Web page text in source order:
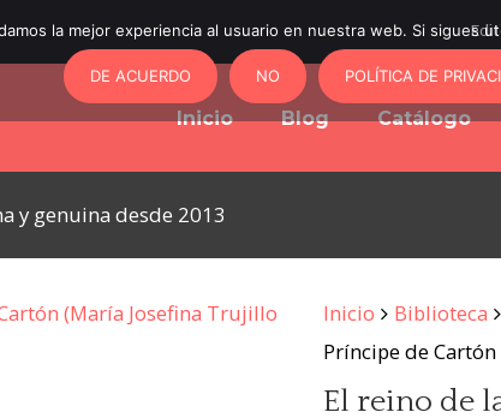
Inicio Blog Catálogo
y genuina desde 2013
Inicio Biblioteca
Príncipe de
El reino de
la mejor experiencia al usuario en nuestra web. Si sigues
DE ACUERDO NO POLÍTICA DE